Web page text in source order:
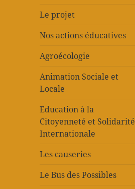
Le projet
Nos actions éducatives
Agroécologie
Animation Sociale et
Locale
Education à la
Citoyenneté et Solidarité
Internationale
Les causeries
Le Bus des Possibles